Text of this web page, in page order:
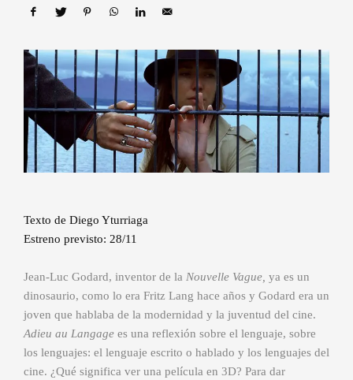
Texto de Diego Yturriaga
Estreno previsto: 28/11
Jean-Luc Godard, inventor de la Nouvelle Vague, ya es un
dinosaurio, como lo era Fritz Lang hace años y Godard era un
joven que hablaba de la modernidad y la juventud del cine.
Adieu au Langage es una reflexión sobre el lenguaje, sobre
los lenguajes: el lenguaje escrito o hablado y los lenguajes del
cine. ¿Qué significa ver una película en 3D? Para dar